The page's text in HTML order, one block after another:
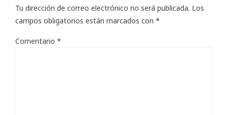
Tu dirección de correo electrónico no será publicada. Los
campos obligatorios están marcados con *
Comentario *